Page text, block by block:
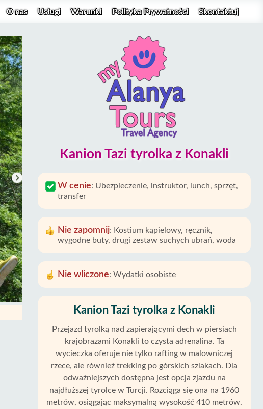
O nas Usługi Warunki Polityka Prywatności Skontaktuj
Kanion Tazi tyrolka z Konakli
W cenie: Ubezpieczenie, instruktor, lunch, sprzęt,
transfer
Nie zapomnij: Kostium kąpielowy, ręcznik,
wygodne buty, drugi zestaw suchych ubrań, woda
Nie wliczone: Wydatki osobiste
Kanion Tazi tyrolka z Konakli
Przejazd tyrolką nad zapierającymi dech w piersiach
krajobrazami Konakli to czysta adrenalina. Ta
wycieczka oferuje nie tylko rafting w malowniczej
rzece, ale również trekking po górskich szlakach. Dla
odważniejszych dostępna jest opcja zjazdu na
najdłuższej tyrolce w Turcji. Rozciąga się ona na 1960
metrów, osiągając maksymalną wysokość 410 metrów.